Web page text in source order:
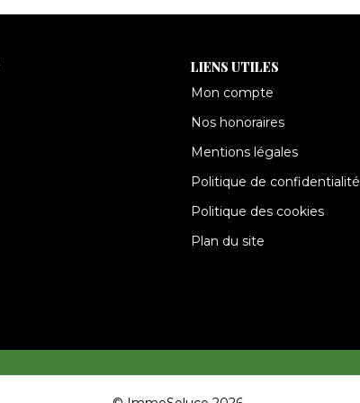
LIENS UTILES
Mon compte
Nos honoraires
Mentions légales
Politique de confidentialité
Politique des cookies
Plan du site